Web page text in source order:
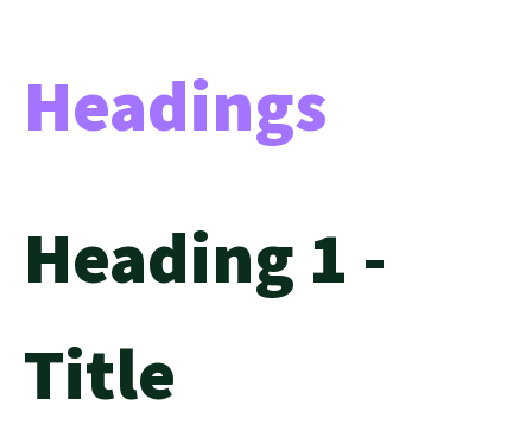
Headings
Heading 1 -
Title